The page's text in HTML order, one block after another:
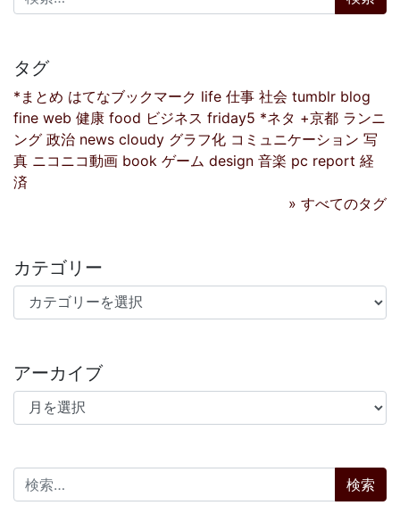
タグ
*まとめ はてなブックマーク life 仕事 社会 tumblr blog
fine web 健康 food ビジネス friday5 *ネタ +京都 ランニ
ング 政治 news cloudy グラフ化 コミュニケーション 写
真 ニコニコ動画 book ゲーム design 音楽 pc report 経
済
» すべてのタグ
カテゴリー
カテゴリー
アーカイブ
アーカイブ
検索: